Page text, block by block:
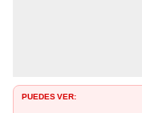
PUEDES VER: